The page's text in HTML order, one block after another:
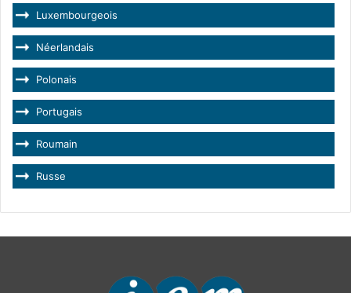
Luxembourgeois
Néerlandais
Polonais
Portugais
Roumain
Russe